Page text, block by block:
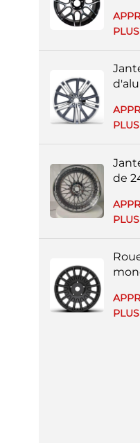
PLUS
PLUS
de
de
PLUS
PLUS